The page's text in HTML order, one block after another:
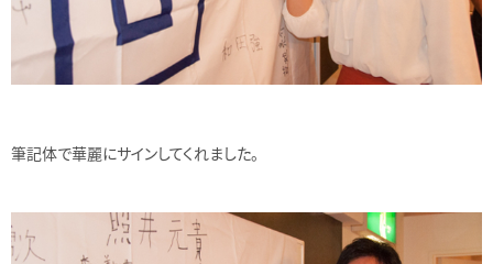
筆記体で華麗にサインしてくれました。